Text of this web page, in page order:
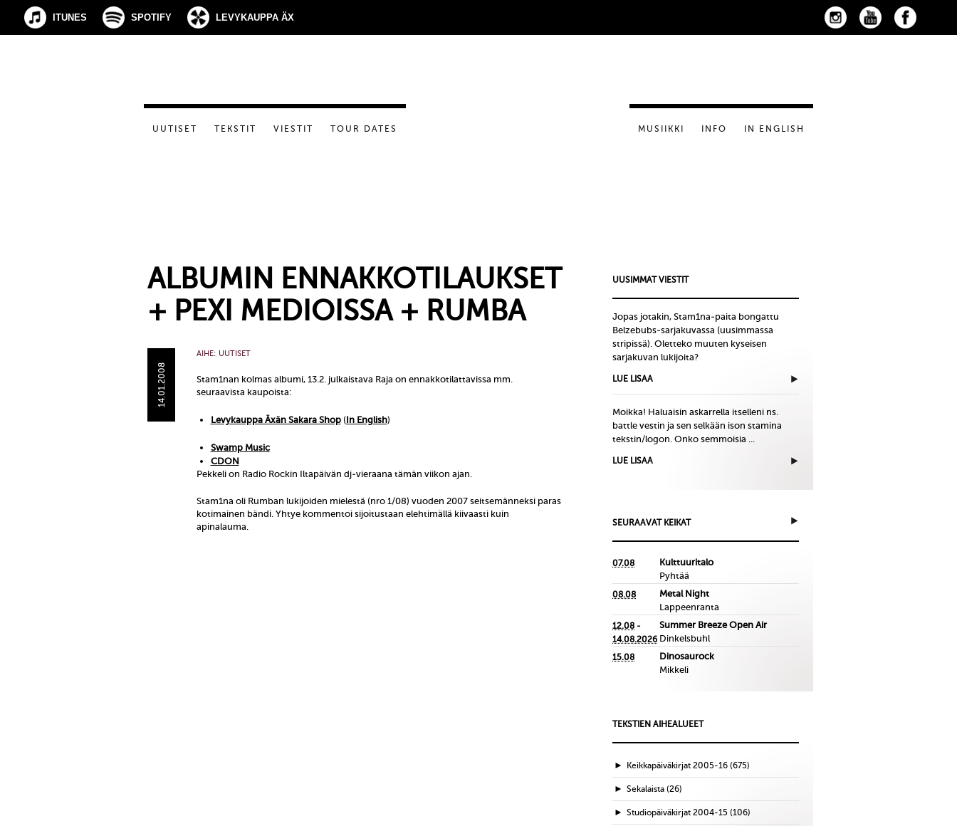
ITUNES SPOTIFY LEVYKAUPPA ÄX
UUTISET TEKSTIT VIESTIT TOUR DATES MUSIIKKI INFO IN ENGLISH
ALBUMIN ENNAKKOTILAUKSET
+ PEXI MEDIOISSA + RUMBA
14.01.2008
AIHE: UUTISET
Stam1nan kolmas albumi, 13.2. julkaistava Raja on ennakkotilattavissa mm.
seuraavista kaupoista:
Levykauppa Äxän Sakara Shop(In English)
Swamp Music
CDON
Pekkeli on Radio Rockin Iltapäivän dj-vieraana tämän viikon ajan.
Stam1na oli Rumban lukijoiden mielestä (nro 1/08) vuoden 2007 seitsemänneksi paras
kotimainen bändi. Yhtye kommentoi sijoitustaan elehtimällä kiivaasti kuin
apinalauma.
UUSIMMAT VIESTIT
Jopas jotakin, Stam1na-paita bongattu
Belzebubs-sarjakuvassa (uusimmassa
stripissä). Oletteko muuten kyseisen
sarjakuvan lukijoita?
LUE LISAA
Moikka! Haluaisin askarrella itselleni ns.
battle vestin ja sen selkään ison stamina
tekstin/logon. Onko semmoisia ...
LUE LISAA
SEURAAVAT KEIKAT
07.08
Kulttuuritalo
Pyhtää
08.08
Metal Night
Lappeenranta
12.08 -
14.08.2026
Summer Breeze Open Air
Dinkelsbuhl
15.08
Dinosaurock
Mikkeli
TEKSTIEN AIHEALUEET
► Keikkapäiväkirjat 2005-16 (675)
► Sekalaista (26)
► Studiopäiväkirjat 2004-15 (106)